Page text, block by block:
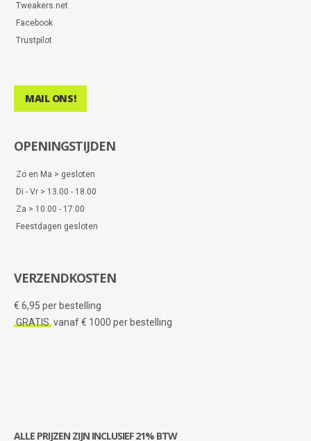
Tweakers.net
Facebook
Trustpilot
MAIL ONS!
OPENINGSTIJDEN
Zo en Ma > gesloten
Di - Vr > 13.00 - 18.00
Za > 10.00 - 17.00
Feestdagen gesloten
VERZENDKOSTEN
€ 6,95 per bestelling
GRATIS vanaf € 1000 per bestelling
ALLE PRIJZEN ZIJN INCLUSIEF 21% BTW